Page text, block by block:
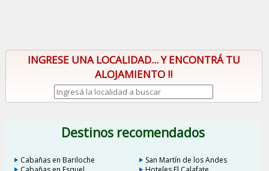
INGRESE UNA LOCALIDAD... Y ENCONTRÁ TU
ALOJAMIENTO !!
Destinos recomendados
Cabañas en Bariloche
San Martín de los Andes